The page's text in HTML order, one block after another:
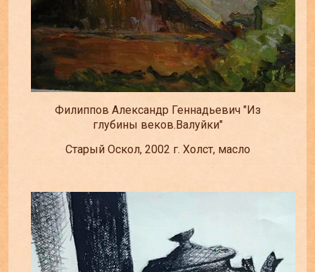
Филиппов Александр Геннадьевич "Из
глубины веков.Валуйки"
Старый Оскол, 2002 г. Холст, масло